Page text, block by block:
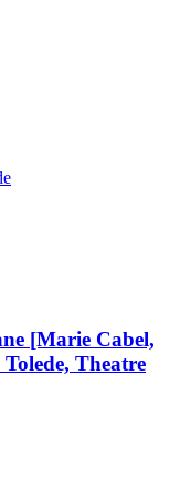
[Marie Cabel,
Theatre